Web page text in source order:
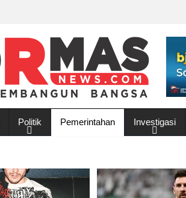
Politik Pemerintahan Investigasi